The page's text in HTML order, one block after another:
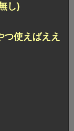
し)
つ使えばええ